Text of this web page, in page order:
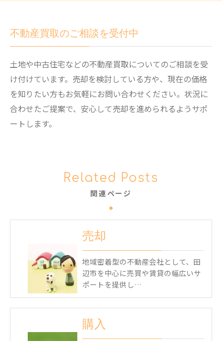
不動産買取のご相談を受付中
土地や中古住宅などの不動産買取についてのご相談を受
け付けています。売却を検討している方や、現在の価格
を知りたい方もお気軽にお問い合わせください。状況に
合わせたご提案で、安心して売却を進められるようサポ
ートします。
Related Posts
関連ページ
売却
地域密着型の不動産会社として、田
辺市を中心に売買や賃貸の幅広いサ
ポートを提供し…
購入